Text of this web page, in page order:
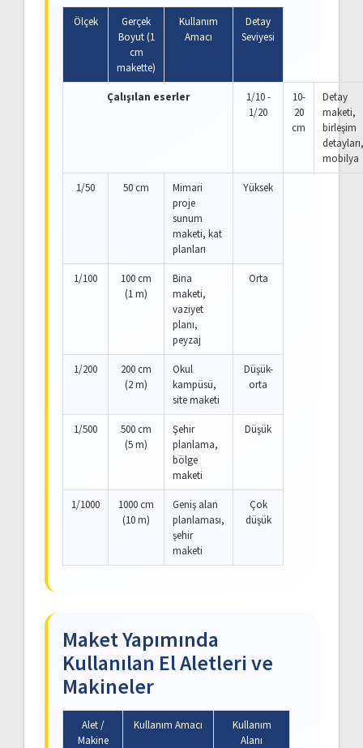
Ölçek
Gerçek
Boyut (1
cm
makette)
Kullanım
Amacı
Detay
Seviyesi
Çalışılan eserler
1/10 -
1/20
10-
20
cm
Detay
maketi,
birleşim
detayları,
mobilya
1/50 50 cm
Mimari
proje
sunum
maketi, kat
planları
Yüksek
1/100
100 cm
(1 m)
Bina
maketi,
vaziyet
planı,
peyzaj
Orta
1/200
200 cm
(2 m)
Okul
kampüsü,
site maketi
Düşük-
orta
1/500
500 cm
(5 m)
Şehir
planlama,
bölge
maketi
Düşük
1/1000
1000 cm
(10 m)
Geniş alan
planlaması,
şehir
maketi
Çok
düşük
Maket Yapımında
Kullanılan El Aletleri ve
Makineler
Alet /
Makine
Kullanım Amacı
Kullanım
Alanı